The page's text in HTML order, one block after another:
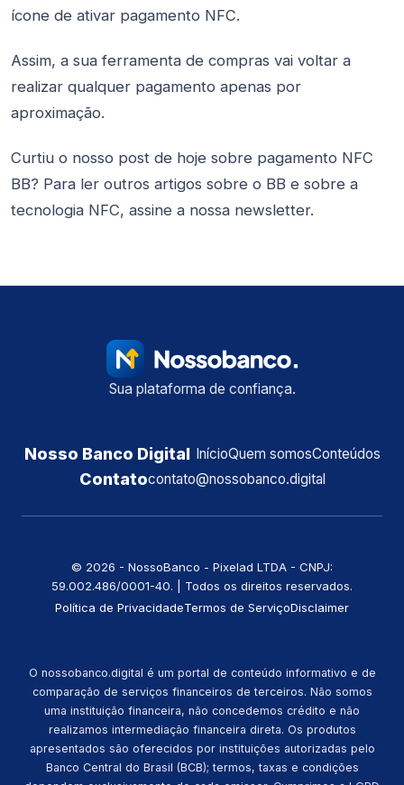
ícone de ativar pagamento NFC.
Assim, a sua ferramenta de compras vai voltar a
realizar qualquer pagamento apenas por
aproximação.
Curtiu o nosso post de hoje sobre pagamento NFC
BB? Para ler outros artigos sobre o BB e sobre a
tecnologia NFC, assine a nossa newsletter.
Sua plataforma de confiança.
Nosso Banco Digital InícioQuem somosConteúdos
Contatocontato@nossobanco.digital
©️ 2026 - NossoBanco - Pixelad LTDA - CNPJ:
59.002.486/0001-40. | Todos os direitos reservados.
Política de PrivacidadeTermos de ServiçoDisclaimer
O nossobanco.digital é um portal de conteúdo informativo e de
comparação de serviços financeiros de terceiros. Não somos
uma instituição financeira, não concedemos crédito e não
realizamos intermediação financeira direta. Os produtos
apresentados são oferecidos por instituições autorizadas pelo
Banco Central do Brasil (BCB); termos, taxas e condições